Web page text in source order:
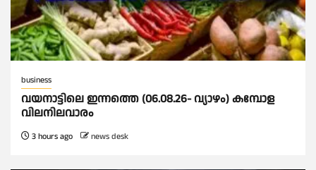
business
വയനാട്ടിലെ ഇന്നത്തെ (06.08.26- വ്യാഴം) കമ്പോള
വിലനിലവാരം
3 hours ago news desk